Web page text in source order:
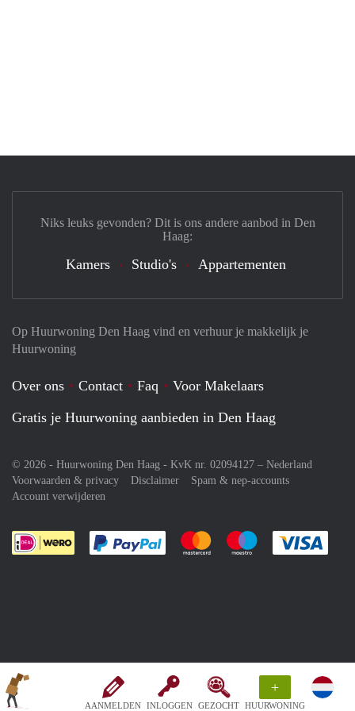
AANMELDEN INLOGGEN GEZOCHT
+
HUURWONING
Op Huurwoning Den Haag vind en verhuur je makkelijk je
Huurwoning
Over ons Contact Faq
Voor Makelaars
Gratis je Huurwoning aanbieden in Den Haag
© 2026 - Huurwoning Den Haag - KvK nr. 02094127 – Nederland
Voorwaarden & privacy
Disclaimer
Spam & nep-accounts
Account verwijderen
Je rekent gemakkelijk af met Paypal
Je rekent gemakkelijk af met
Je rekent
Niks leuks gevonden? Dit is ons andere aanbod in Den
Haag:
Kamers Studio's Appartementen